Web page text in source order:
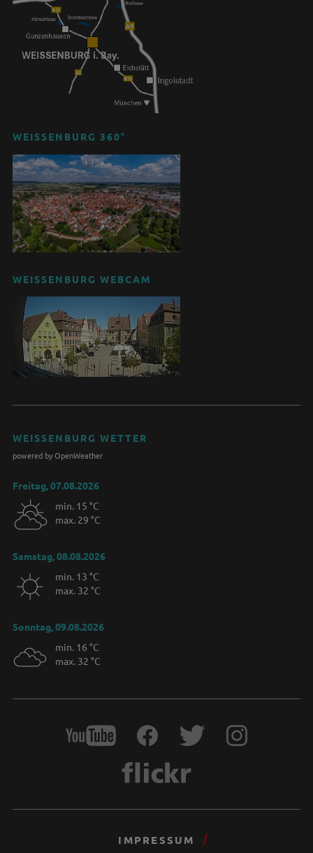
WEISSENBURG 360°
WEISSENBURG WEBCAM
WEISSENBURG WETTER
powered by OpenWeather
Freitag, 07.08.2026
min. 15 °C
max. 29 °C
Samstag, 08.08.2026
min. 13 °C
max. 32 °C
Sonntag, 09.08.2026
min. 16 °C
max. 32 °C
IMPRESSUM